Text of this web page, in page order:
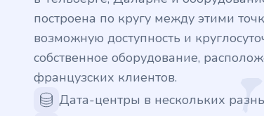
построена по кругу между этими
возможную доступность и
собственное оборудование,
французских клиентов.
Дата-центры в нескольких